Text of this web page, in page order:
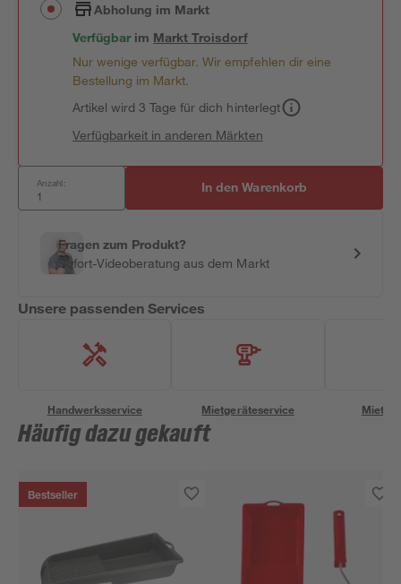
Abholung im Markt
Verfügbar im MarktTroisdorf
Nur wenige verfügbar. Wir empfehlen dir eine
Bestellung im Markt.
Artikel wird 3 Tage für dich hinterlegt
Verfügbarkeit in anderen Märkten
Anzahl: In den Warenkorb
Fragen zum Produkt?
Sofort-Videoberatung aus dem Markt
Unsere passenden Services
Handwerksservice Mietgeräteservice
Häufig dazu gekauft
Bestseller